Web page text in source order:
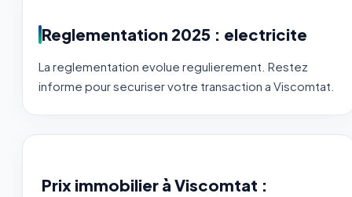
Reglementation 2025 : electricite
La reglementation evolue regulierement. Restez
informe pour securiser votre transaction a Viscomtat.
Prix immobilier à Viscomtat :